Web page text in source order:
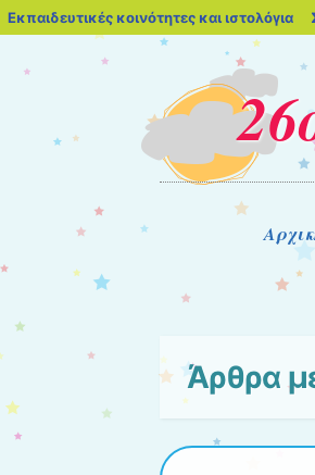
Εκπαιδευτικές κοινότητες και ιστολόγια
Μετάβαση στο
Άρθρα